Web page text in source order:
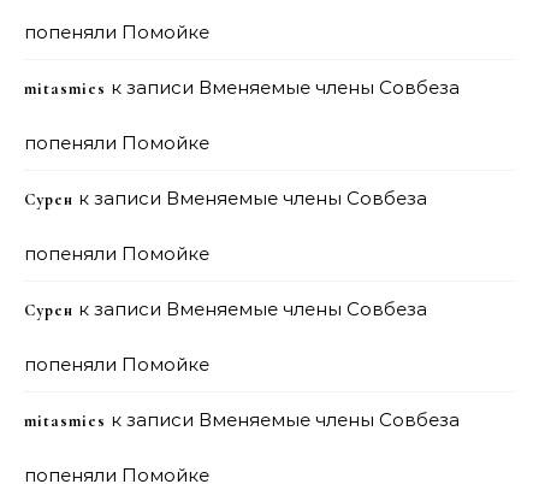
попеняли Помойке
mitasmies к записи Вменяемые члены Совбеза
попеняли Помойке
Сурен к записи Вменяемые члены Совбеза
попеняли Помойке
Сурен к записи Вменяемые члены Совбеза
попеняли Помойке
mitasmies к записи Вменяемые члены Совбеза
попеняли Помойке